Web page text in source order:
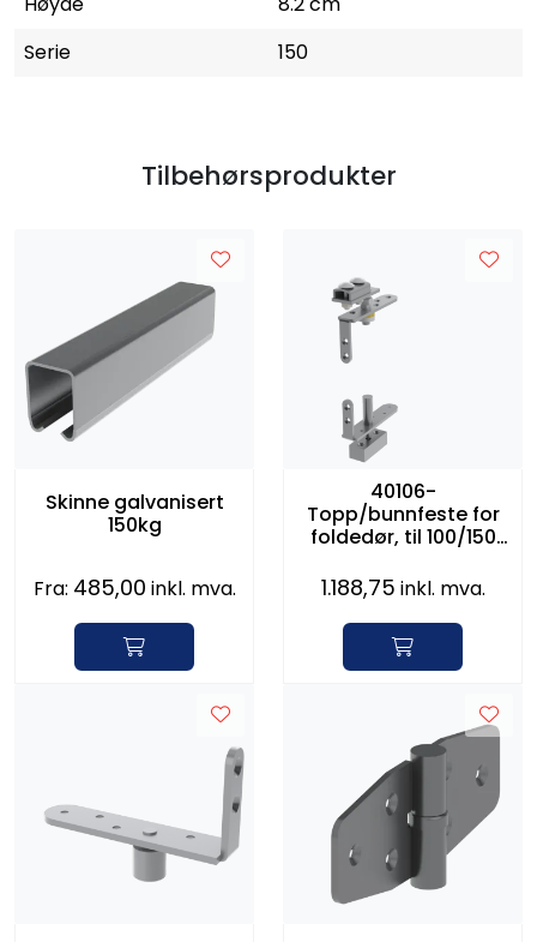
Serie
150
Tilbehørsprodukter
Skinne galvanisert
150kg
Fra: 485,00 inkl. mva.
40106-
Topp/bunnfeste for
foldedør, til 100/150
1.188,75 inkl. mva.